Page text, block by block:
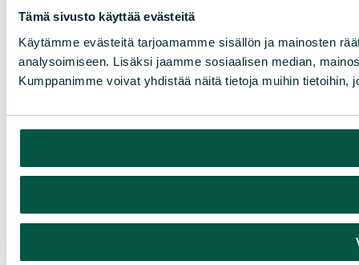
Tämä sivusto käyttää evästeitä
Käytämme evästeitä tarjoamamme sisällön ja mainosten
analysoimiseen. Lisäksi jaamme sosiaalisen median,
Kumppanimme voivat yhdistää näitä tietoja muihin tietoihin,